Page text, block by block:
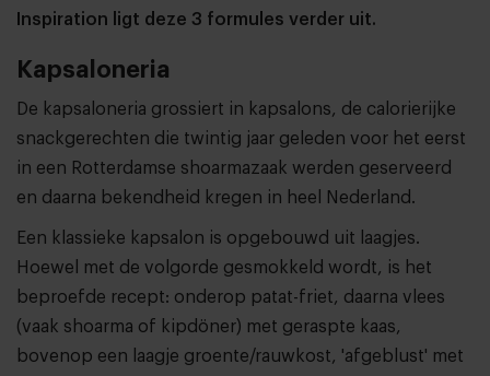
Inspiration ligt deze 3 formules verder uit.
Kapsaloneria
De kapsaloneria grossiert in kapsalons, de calorierijke
snackgerechten die twintig jaar geleden voor het eerst
in een Rotterdamse shoarmazaak werden geserveerd
en daarna bekendheid kregen in heel Nederland.
Een klassieke kapsalon is opgebouwd uit laagjes.
Hoewel met de volgorde gesmokkeld wordt, is het
beproefde recept: onderop patat-friet, daarna vlees
(vaak shoarma of kipdöner) met geraspte kaas,
bovenop een laagje groente/rauwkost, 'afgeblust' met